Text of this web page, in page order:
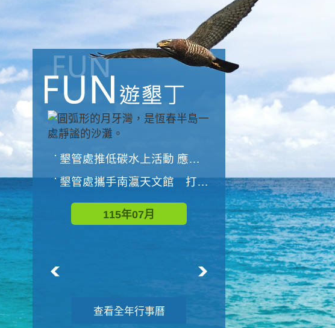
墾管處推低碳水上活動 應屆畢業生限額免費參加
墾管處攜手南瀛天文館 打造沉浸式天文探索營隊
115年07月
與國家公園有約-優游潮間
115年08月
查看全年行事曆